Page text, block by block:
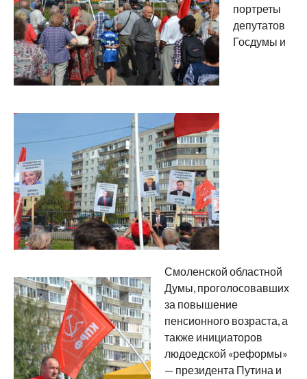
портреты
депутатов
Госдумы и
Смоленской областной
Думы, проголосовавших
за повышение
пенсионного возраста, а
также инициаторов
людоедской «реформы»
— президента Путина и